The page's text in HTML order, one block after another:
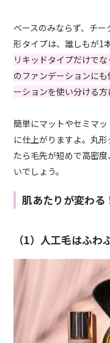
ベースのみならず、チ
形タイプは、誰しもが1
リキッドタイプだけで
のファンデーションに
ーションを使い分ける方
簡単にマットやセミマ
に仕上がりますよ。丸
たら毛先が短めで高密
いでしょう。
肌あたりが変わる
（1）人工毛はふわ